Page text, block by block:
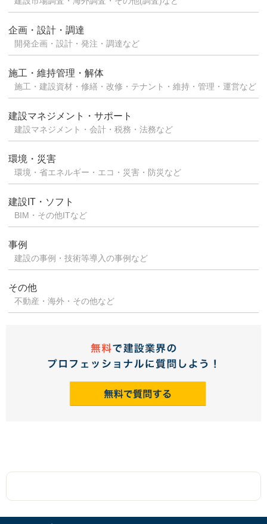
企画・設計・調達
開発企画・設計・発注・調達など
施工・維持管理・解体
施工・建設資材・修繕・改修・テナント・維持・管理・運営など
建設マネジメント・サポート
建設マネジメント・会計・税務・法務など
環境・災害
環境・省エネルギー・エコ・災害・防災など
建設IT・ソフト
BIM・その他ITなど
事例
建設の事例・技術等導入の事例など
その他
不動産・海外・その他など